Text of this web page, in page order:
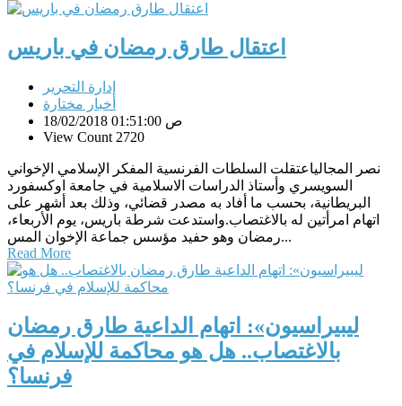
اعتقال طارق رمضان في باريس
إدارة التحرير
أخبار مختارة
18/02/2018 01:51:00 ص
View Count 2720
نصر المجالياعتقلت السلطات الفرنسية المفكر الإسلامي الإخواني
السويسري وأستاذ الدراسات الاسلامية في جامعة اوكسفورد
البريطانية، بحسب ما أفاد به مصدر قضائي، وذلك بعد أشهر على
اتهام امرأتين له بالاغتصاب.واستدعت شرطة باريس، يوم الأربعاء،
رمضان وهو حفيد مؤسس جماعة الإخوان المس...
Read More
ليبيراسيون»: اتهام الداعية طارق رمضان
بالاغتصاب.. هل هو محاكمة للإسلام في
فرنسا؟